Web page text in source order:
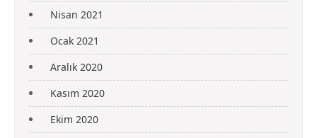
Nisan 2021
Ocak 2021
Aralık 2020
Kasım 2020
Ekim 2020